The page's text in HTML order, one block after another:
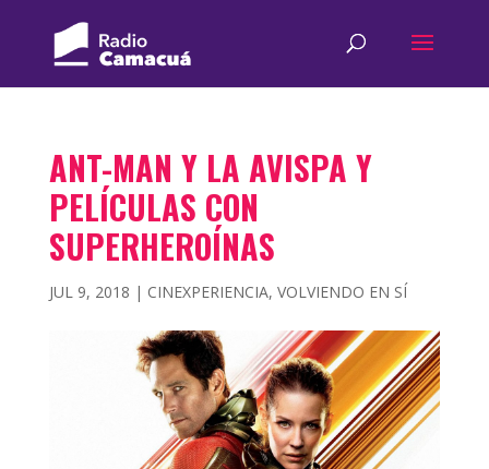
ANT-MAN Y LA AVISPA Y
PELÍCULAS CON
SUPERHEROÍNAS
JUL 9, 2018 | CINEXPERIENCIA, VOLVIENDO EN SÍ